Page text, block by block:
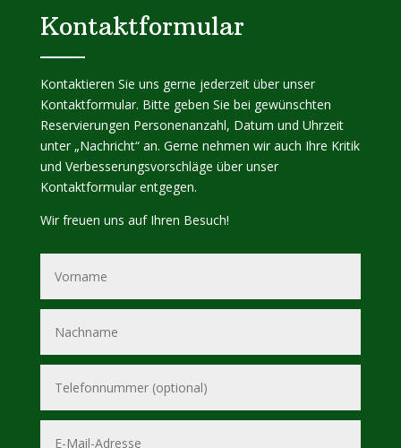
Kontaktformular
Kontaktieren Sie uns gerne jederzeit über unser
Kontaktformular. Bitte geben Sie bei gewünschten
Reservierungen Personenanzahl, Datum und Uhrzeit
unter „Nachricht“ an. Gerne nehmen wir auch Ihre Kritik
und Verbesserungsvorschläge über unser
Kontaktformular entgegen.
Wir freuen uns auf Ihren Besuch!